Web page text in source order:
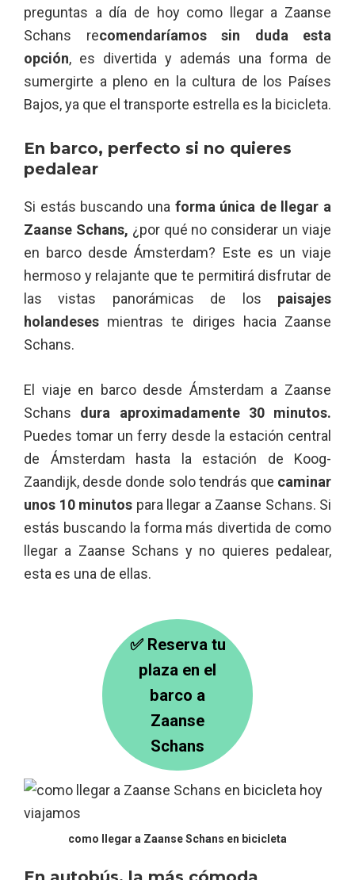
preguntas a día de hoy como llegar a Zaanse
Schans recomendaríamos sin duda esta
opción, es divertida y además una forma de
sumergirte a pleno en la cultura de los Países
Bajos, ya que el transporte estrella es la bicicleta.
En barco, perfecto si no quieres
pedalear
Si estás buscando una forma única de llegar a
Zaanse Schans, ¿por qué no considerar un viaje
en barco desde Ámsterdam? Este es un viaje
hermoso y relajante que te permitirá disfrutar de
las vistas panorámicas de los paisajes
holandeses mientras te diriges hacia Zaanse
Schans.
El viaje en barco desde Ámsterdam a Zaanse
Schans dura aproximadamente 30 minutos.
Puedes tomar un ferry desde la estación central
de Ámsterdam hasta la estación de Koog-
Zaandijk, desde donde solo tendrás que caminar
unos 10 minutos para llegar a Zaanse Schans. Si
estás buscando la forma más divertida de como
llegar a Zaanse Schans y no quieres pedalear,
esta es una de ellas.
✅ Reserva tu
plaza en el
barco a
Zaanse
Schans
como llegar a Zaanse Schans en bicicleta